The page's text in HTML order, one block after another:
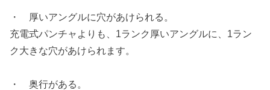
・ 厚いアングルに穴があけられる。
充電式パンチャよりも、1ランク厚いアングルに、1ラン
ク大きな穴があけられます。
・ 奥行がある。